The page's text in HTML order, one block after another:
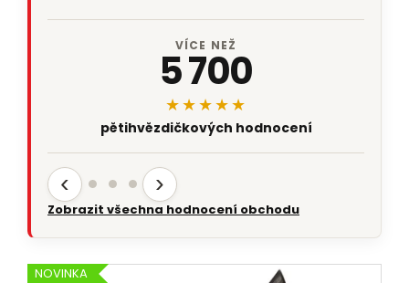
VÍCE NEŽ
5 700
★★★★★
pětihvězdičkových hodnocení
‹ ›
Zobrazit všechna hodnocení obchodu
NOVINKA